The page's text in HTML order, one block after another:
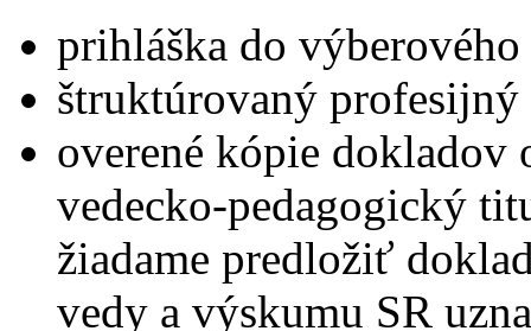
prihláška do
štruktúrovaný
overené kópie
vedecko-pedagogický
žiadame predložiť
vedy a výskumu SR